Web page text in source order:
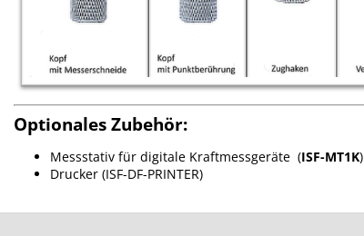
Optionales Zubehör:
Messstativ für digitale Kraftmessgeräte (ISF-MT1K)
Drucker (ISF-DF-PRINTER)